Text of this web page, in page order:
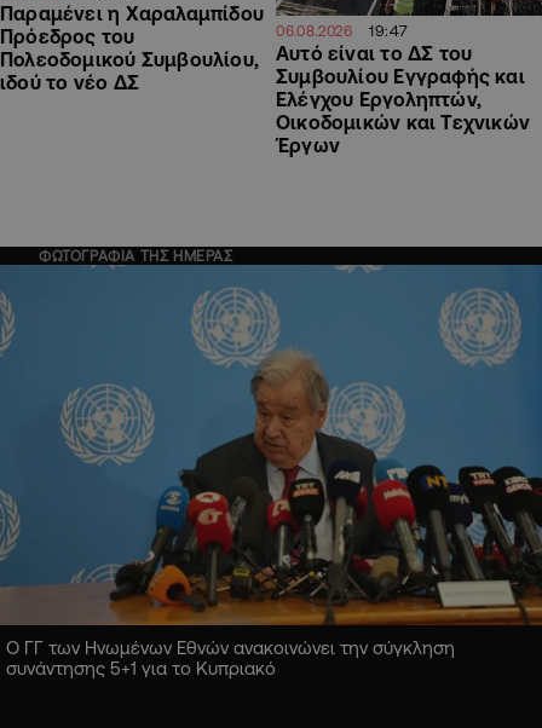
Παραμένει η Χαραλαμπίδου
Πρόεδρος του
Πολεοδομικού Συμβουλίου,
ιδού το νέο ΔΣ
06.08.2026 19:47
Αυτό είναι το ΔΣ του
Συμβουλίου Εγγραφής και
Ελέγχου Εργοληπτών,
Οικοδομικών και Τεχνικών
Έργων
ΦΩΤΟΓΡΑΦΙΑ ΤΗΣ ΗΜΕΡΑΣ
Ο ΓΓ των Ηνωμένων Εθνών ανακοινώνει την σύγκληση
συνάντησης 5+1 για το Κυπριακό